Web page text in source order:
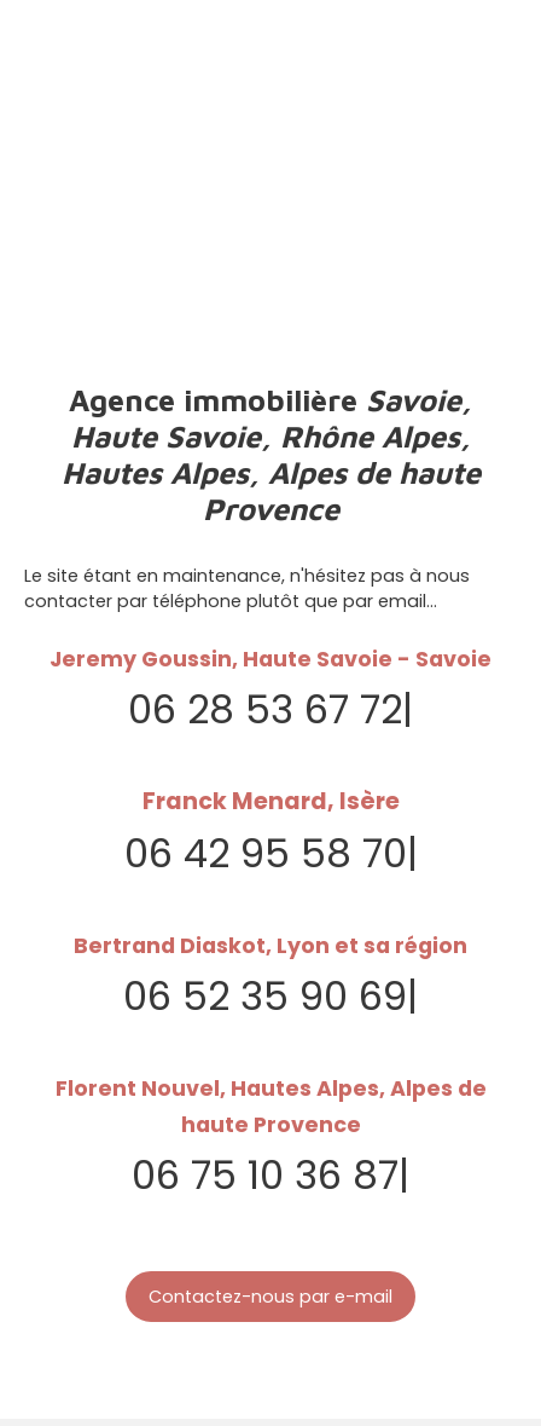
Agence immobilière Savoie,
Haute Savoie, Rhône Alpes,
Hautes Alpes, Alpes de haute
Provence
Le site étant en maintenance, n'hésitez pas à nous
contacter par téléphone plutôt que par email...
Jeremy Goussin, Haute Savoie - Savoie
06 28 53 67 72|
Franck Menard, Isère
06 42 95 58 70|
Bertrand Diaskot, Lyon et sa région
06 52 35 90 69|
Florent Nouvel, Hautes Alpes, Alpes de
haute Provence
06 75 10 36 87|
Contactez-nous par e-mail